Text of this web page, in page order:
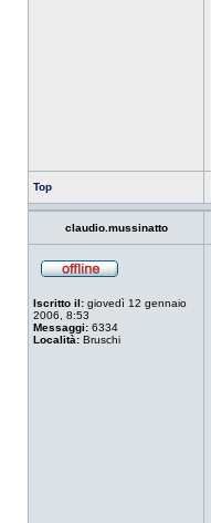
Top
claudio.mussinatto
Iscritto il: giovedì 12 gennaio
2006, 8:53
Messaggi: 6334
Località: Bruschi